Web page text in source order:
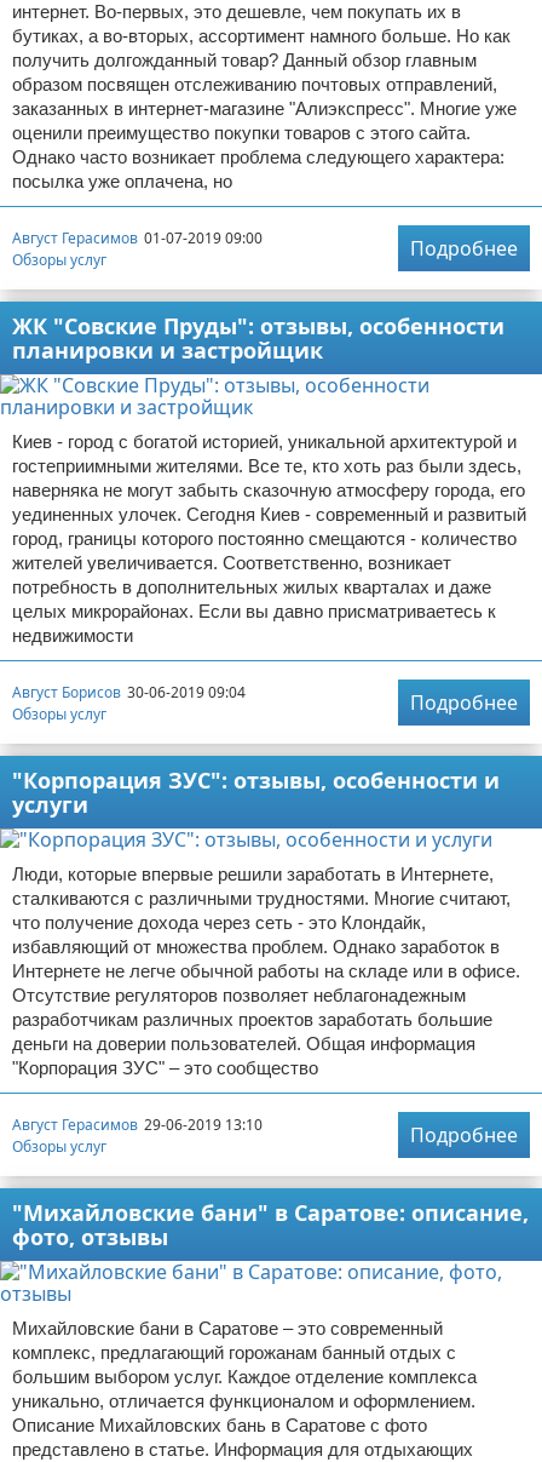
интернет. Во-первых, это дешевле, чем покупать их в
бутиках, а во-вторых, ассортимент намного больше. Но как
получить долгожданный товар? Данный обзор главным
образом посвящен отслеживанию почтовых отправлений,
заказанных в интернет-магазине "Алиэкспресс". Многие уже
оценили преимущество покупки товаров с этого сайта.
Однако часто возникает проблема следующего характера:
посылка уже оплачена, но
Август Герасимов 01-07-2019 09:00
Обзоры услуг
Подробнее
ЖК "Совские Пруды": отзывы, особенности
планировки и застройщик
Киев - город с богатой историей, уникальной архитектурой и
гостеприимными жителями. Все те, кто хоть раз были здесь,
наверняка не могут забыть сказочную атмосферу города, его
уединенных улочек. Сегодня Киев - современный и развитый
город, границы которого постоянно смещаются - количество
жителей увеличивается. Соответственно, возникает
потребность в дополнительных жилых кварталах и даже
целых микрорайонах. Если вы давно присматриваетесь к
недвижимости
Август Борисов 30-06-2019 09:04
Обзоры услуг
Подробнее
"Корпорация ЗУС": отзывы, особенности и
услуги
Люди, которые впервые решили заработать в Интернете,
сталкиваются с различными трудностями. Многие считают,
что получение дохода через сеть - это Клондайк,
избавляющий от множества проблем. Однако заработок в
Интернете не легче обычной работы на складе или в офисе.
Отсутствие регуляторов позволяет неблагонадежным
разработчикам различных проектов заработать большие
деньги на доверии пользователей. Общая информация
"Корпорация ЗУС" – это сообщество
Август Герасимов 29-06-2019 13:10
Обзоры услуг
Подробнее
"Михайловские бани" в Саратове: описание,
фото, отзывы
Михайловские бани в Саратове – это современный
комплекс, предлагающий горожанам банный отдых с
большим выбором услуг. Каждое отделение комплекса
уникально, отличается функционалом и оформлением.
Описание Михайловских бань в Саратове с фото
представлено в статье. Информация для отдыхающих